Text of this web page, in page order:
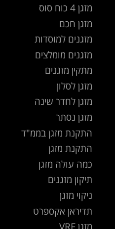
מזגן 4 כוח סוס
מזגן חכם
מזגנים למוסדות
מזגנים מומלצים
מתקין מזגנים
מזגן לסלון
מזגן לחדר שינה
מזגן נסתר
התקנת מזגן בממ"ד
התקנת מזגן
כמה עולה מזגן
תיקון מזגנים
ניקוי מזגן
תדיראן אקספרט